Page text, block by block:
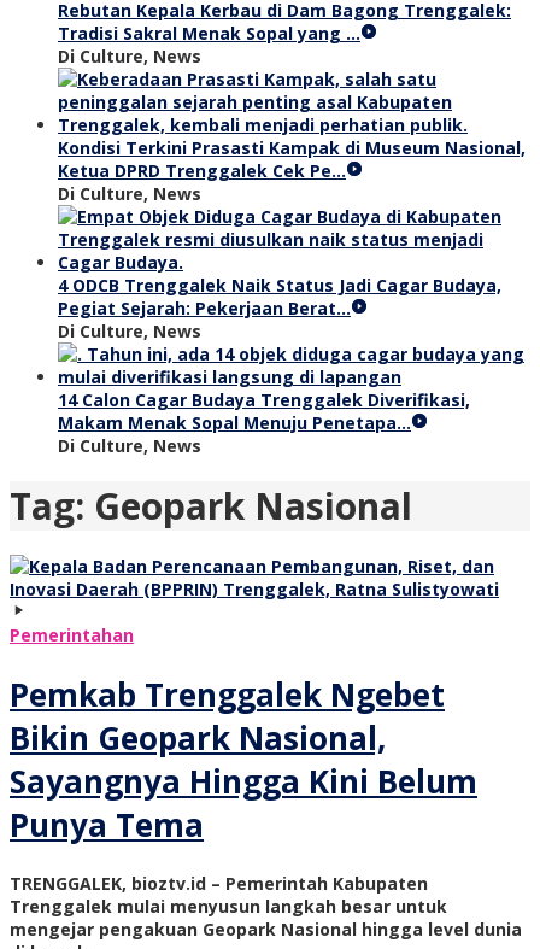
Rebutan Kepala Kerbau di Dam Bagong Trenggalek:
Tradisi Sakral Menak Sopal yang …
Di Culture, News
Kondisi Terkini Prasasti Kampak di Museum Nasional,
Ketua DPRD Trenggalek Cek Pe…
Di Culture, News
4 ODCB Trenggalek Naik Status Jadi Cagar Budaya,
Pegiat Sejarah: Pekerjaan Berat…
Di Culture, News
14 Calon Cagar Budaya Trenggalek Diverifikasi,
Makam Menak Sopal Menuju Penetapa…
Di Culture, News
Tag: Geopark Nasional
Pemerintahan
Pemkab Trenggalek Ngebet
Bikin Geopark Nasional,
Sayangnya Hingga Kini Belum
Punya Tema
TRENGGALEK, bioztv.id – Pemerintah Kabupaten
Trenggalek mulai menyusun langkah besar untuk
mengejar pengakuan Geopark Nasional hingga level dunia